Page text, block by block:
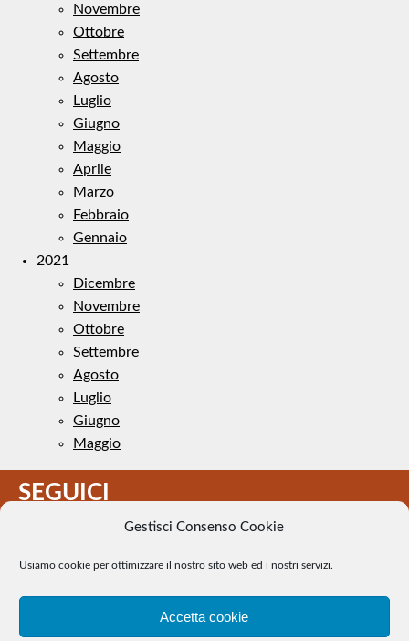
Gestisci Consenso Cookie
Usiamo cookie per ottimizzare il nostro sito web ed i nostri servizi.
Accetta cookie
Novembre
Ottobre
Settembre
Agosto
Luglio
Giugno
Maggio
Aprile
Marzo
Febbraio
Gennaio
2021
Dicembre
Novembre
Ottobre
Settembre
Agosto
Luglio
Giugno
Maggio
SEGUICI